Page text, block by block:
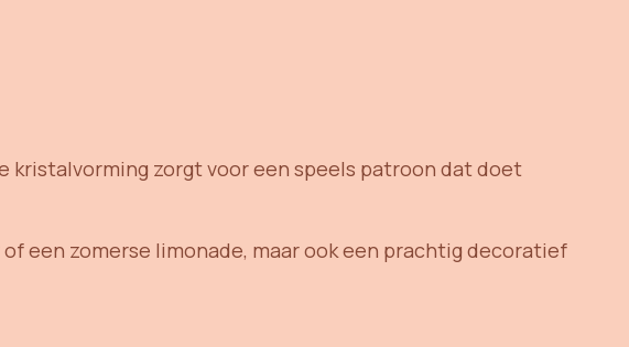
kristalvorming zorgt voor een speels patroon dat doet
een zomerse limonade, maar ook een prachtig decoratief